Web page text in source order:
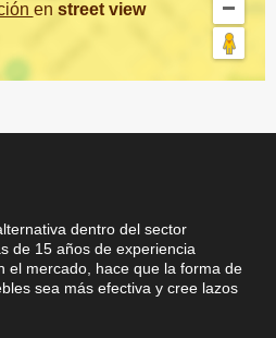
en street view
dentro del sector
de 15 años de experiencia
el mercado, hace que la forma de
sea más efectiva y cree lazos